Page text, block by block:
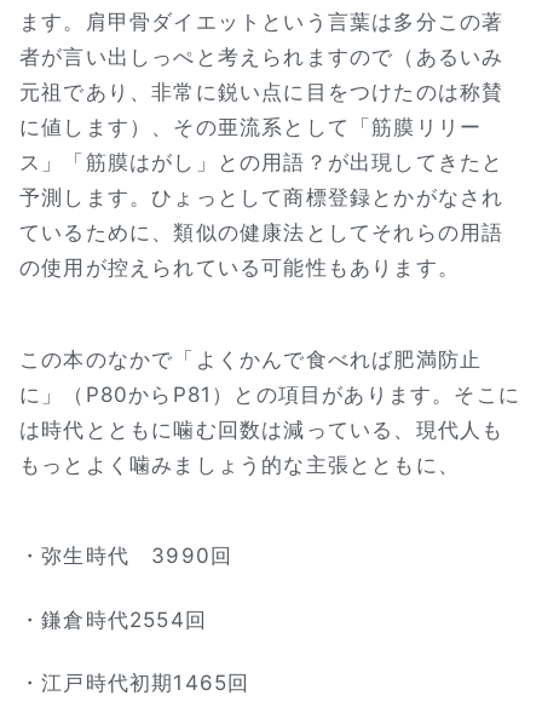
ます。肩甲骨ダイエットという言葉は多分この著
者が言い出しっぺと考えられますので（あるいみ
元祖であり、非常に鋭い点に目をつけたのは称賛
に値します）、その亜流系として「筋膜リリー
ス」「筋膜はがし」との用語？が出現してきたと
予測します。ひょっとして商標登録とかがなされ
ているために、類似の健康法としてそれらの用語
の使用が控えられている可能性もあります。
この本のなかで「よくかんで食べれば肥満防止
に」（P80からP81）との項目があります。そこに
は時代とともに噛む回数は減っている、現代人も
もっとよく噛みましょう的な主張とともに、
・弥生時代 3990回
・鎌倉時代2554回
・江戸時代初期1465回